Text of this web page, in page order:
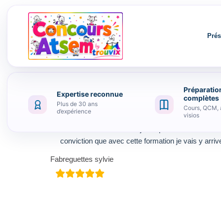
Expertise reconnue
Plus de 30 ans
d’expérience
complètes
Cours, QCM,
visios
conviction que avec cette formation je vais y
Fabreguettes sylvie